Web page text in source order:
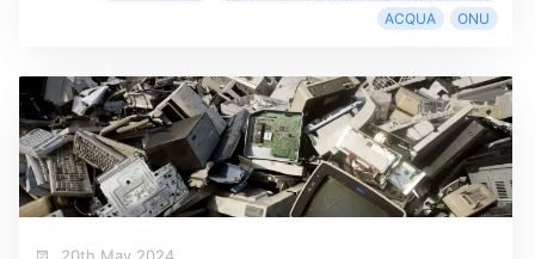
ACQUA
ONU
20th May 2024